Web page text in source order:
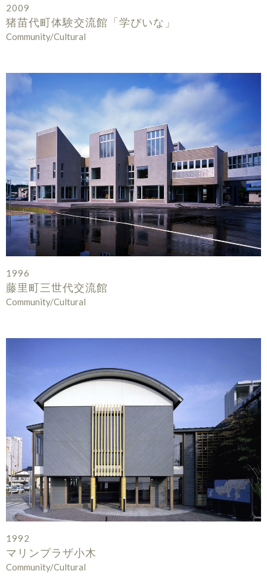
2009
猪苗代町体験交流館「学びいな」
Community/Cultural
1996
藤里町三世代交流館
Community/Cultural
1992
マリンプラザ小木
Community/Cultural